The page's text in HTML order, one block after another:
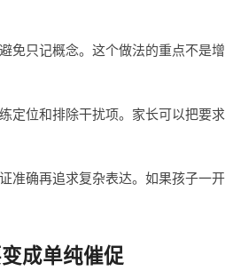
免只记概念。这个做法的重点不是
定位和排除干扰项。家长可以把要
准确再追求复杂表达。如果孩子一
成单纯催促